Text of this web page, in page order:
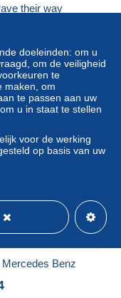
their way
handelaar
Benz
doeleinden: om u
om de veiligheid
te
maken, om
te passen aan uw
u in staat te stellen
voor de werking
op basis van uw